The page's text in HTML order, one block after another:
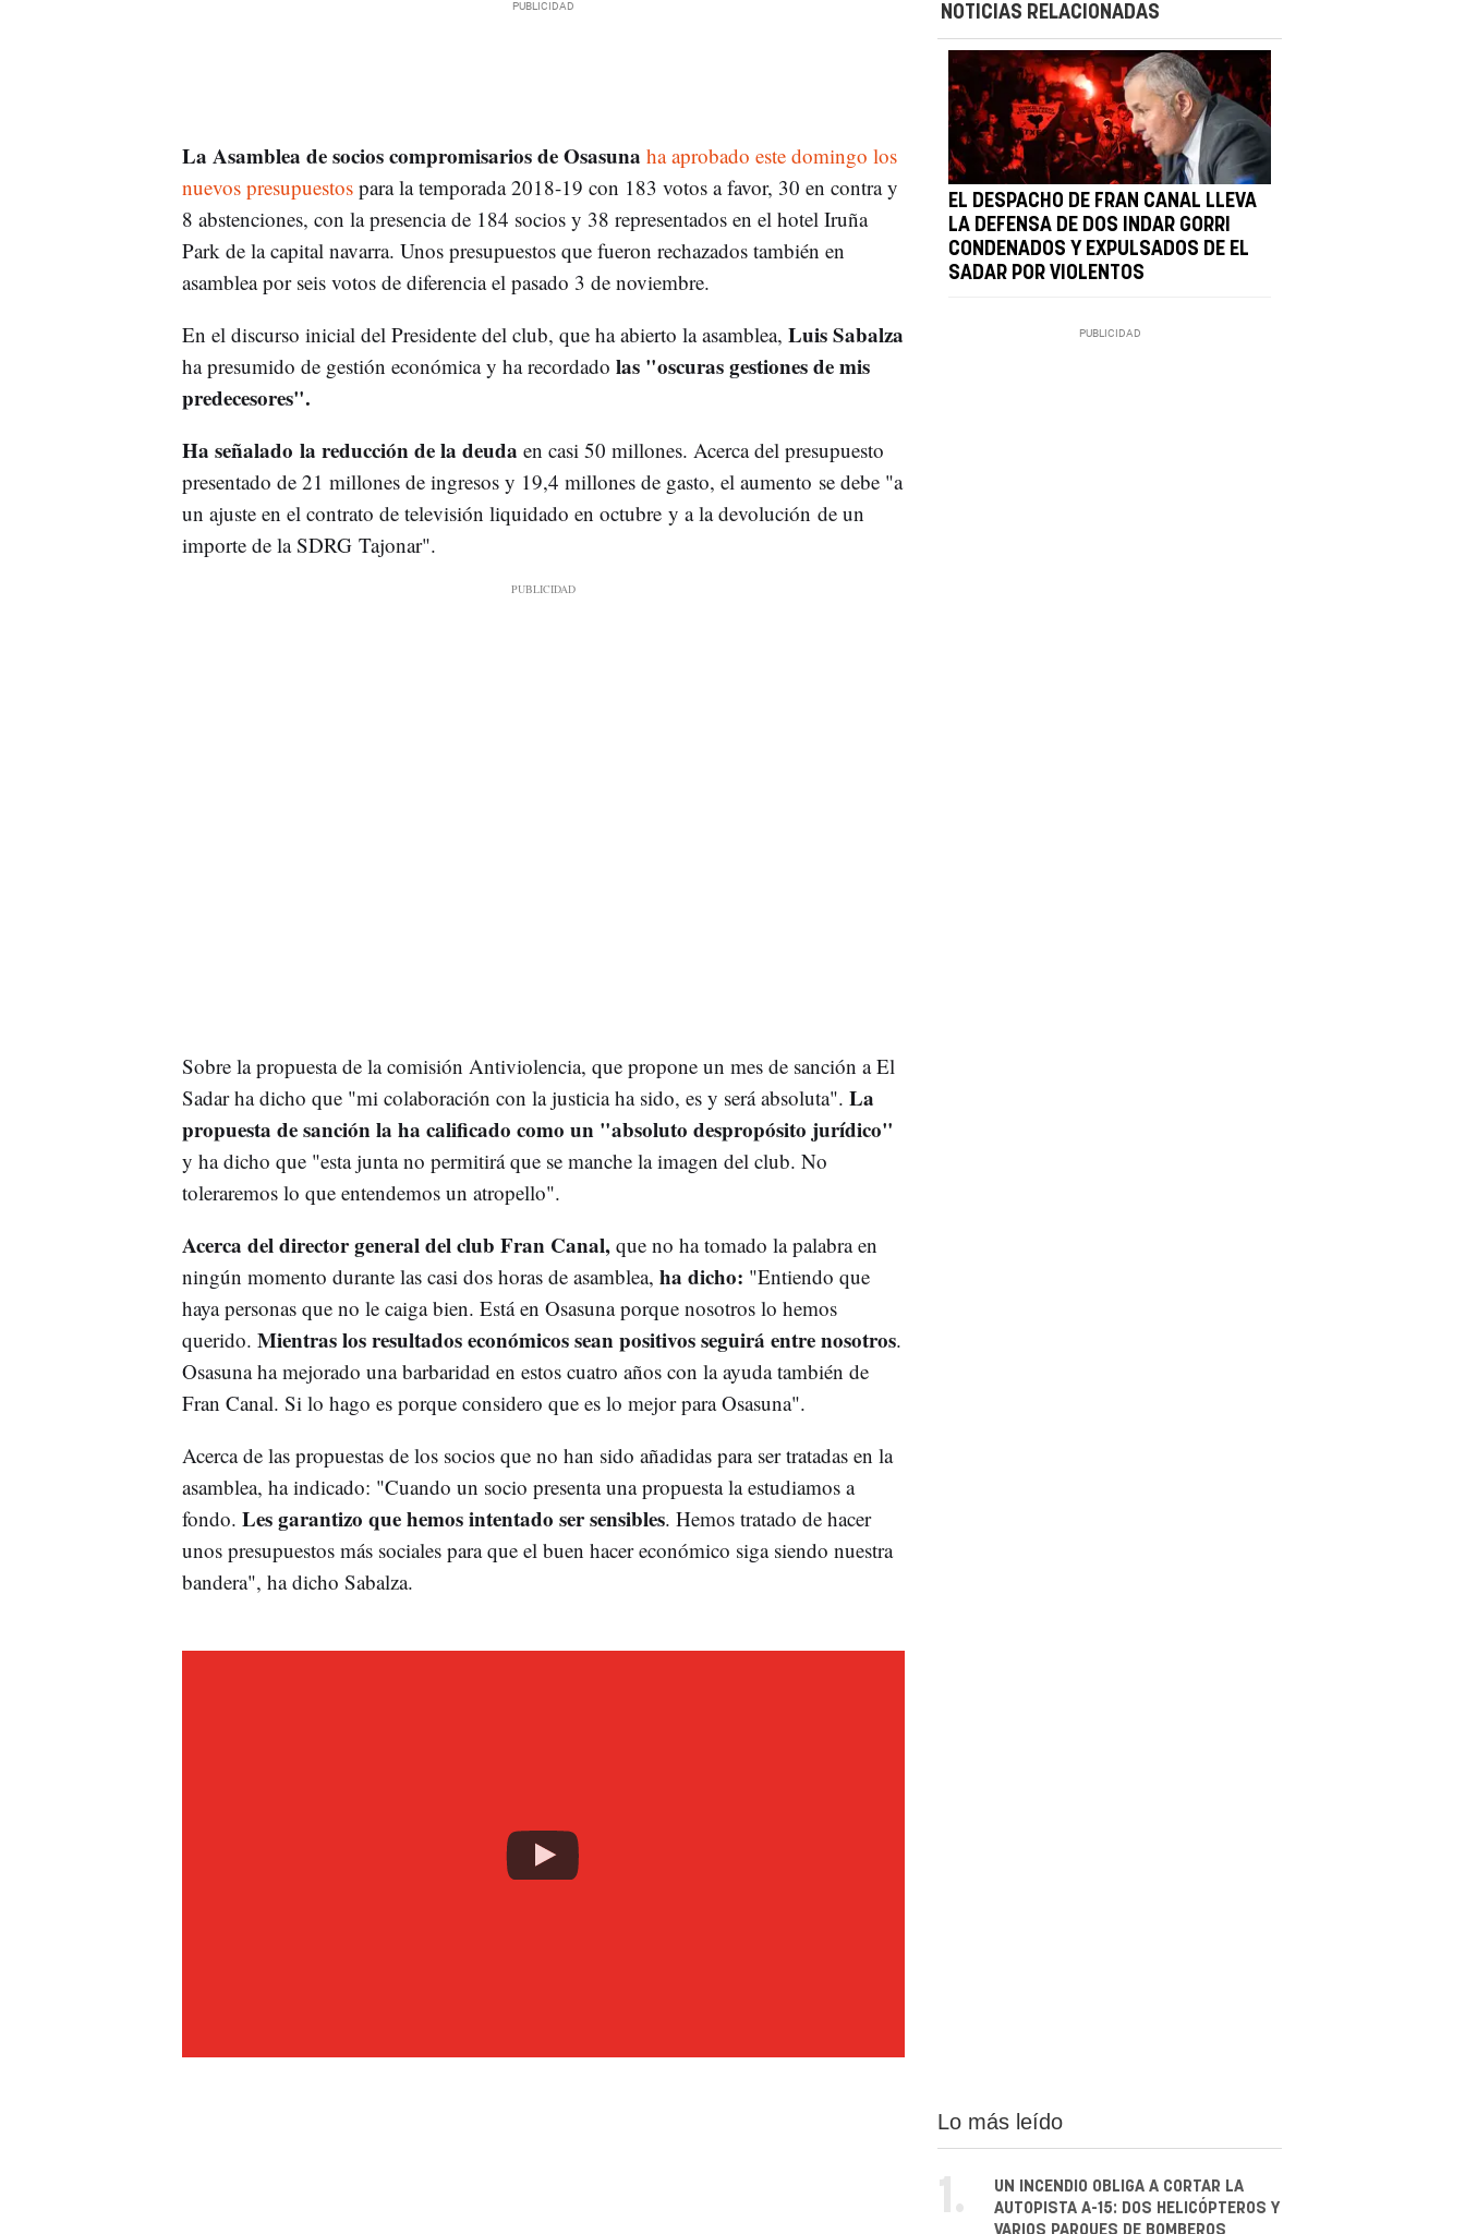
La Asamblea de socios compromisarios de Osasuna ha aprobado este domingo los
nuevos presupuestos para la temporada 2018-19 con 183 votos a favor, 30 en contra y
8 abstenciones, con la presencia de 184 socios y 38 representados en el hotel Iruña
Park de la capital navarra. Unos presupuestos que fueron rechazados también en
asamblea por seis votos de diferencia el pasado 3 de noviembre.
En el discurso inicial del Presidente del club, que ha abierto la asamblea, Luis Sabalza
ha presumido de gestión económica y ha recordado las "oscuras gestiones de mis
predecesores".
Ha señalado la reducción de la deuda en casi 50 millones. Acerca del presupuesto
presentado de 21 millones de ingresos y 19,4 millones de gasto, el aumento se debe "a
un ajuste en el contrato de televisión liquidado en octubre y a la devolución de un
importe de la SDRG Tajonar".
Sobre la propuesta de la comisión Antiviolencia, que propone un mes de sanción a El
Sadar ha dicho que "mi colaboración con la justicia ha sido, es y será absoluta". La
propuesta de sanción la ha calificado como un "absoluto despropósito jurídico"
y ha dicho que "esta junta no permitirá que se manche la imagen del club. No
toleraremos lo que entendemos un atropello".
Acerca del director general del club Fran Canal, que no ha tomado la palabra en
ningún momento durante las casi dos horas de asamblea, ha dicho: "Entiendo que
haya personas que no le caiga bien. Está en Osasuna porque nosotros lo hemos
querido. Mientras los resultados económicos sean positivos seguirá entre nosotros.
Osasuna ha mejorado una barbaridad en estos cuatro años con la ayuda también de
Fran Canal. Si lo hago es porque considero que es lo mejor para Osasuna".
Acerca de las propuestas de los socios que no han sido añadidas para ser tratadas en la
asamblea, ha indicado: "Cuando un socio presenta una propuesta la estudiamos a
fondo. Les garantizo que hemos intentado ser sensibles. Hemos tratado de hacer
unos presupuestos más sociales para que el buen hacer económico siga siendo nuestra
bandera", ha dicho Sabalza.
NOTICIAS RELACIONADAS
EL DESPACHO DE FRAN CANAL LLEVA
LA DEFENSA DE DOS INDAR GORRI
CONDENADOS Y EXPULSADOS DE EL
SADAR POR VIOLENTOS
Lo más leído
1.
UN INCENDIO OBLIGA A CORTAR LA
AUTOPISTA A-15: DOS HELICÓPTEROS Y
VARIOS PARQUES DE BOMBEROS